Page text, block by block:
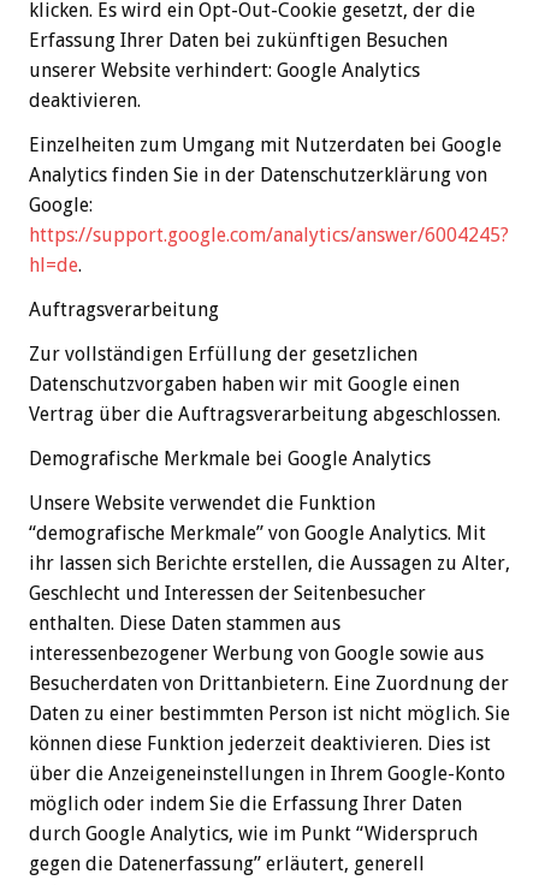
klicken. Es wird ein Opt-Out-Cookie gesetzt, der die
Erfassung Ihrer Daten bei zukünftigen Besuchen
unserer Website verhindert: Google Analytics
deaktivieren.
Einzelheiten zum Umgang mit Nutzerdaten bei Google
Analytics finden Sie in der Datenschutzerklärung von
Google:
https://support.google.com/analytics/answer/6004245?
hl=de.
Auftragsverarbeitung
Zur vollständigen Erfüllung der gesetzlichen
Datenschutzvorgaben haben wir mit Google einen
Vertrag über die Auftragsverarbeitung abgeschlossen.
Demografische Merkmale bei Google Analytics
Unsere Website verwendet die Funktion
“demografische Merkmale” von Google Analytics. Mit
ihr lassen sich Berichte erstellen, die Aussagen zu Alter,
Geschlecht und Interessen der Seitenbesucher
enthalten. Diese Daten stammen aus
interessenbezogener Werbung von Google sowie aus
Besucherdaten von Drittanbietern. Eine Zuordnung der
Daten zu einer bestimmten Person ist nicht möglich. Sie
können diese Funktion jederzeit deaktivieren. Dies ist
über die Anzeigeneinstellungen in Ihrem Google-Konto
möglich oder indem Sie die Erfassung Ihrer Daten
durch Google Analytics, wie im Punkt “Widerspruch
gegen die Datenerfassung” erläutert, generell